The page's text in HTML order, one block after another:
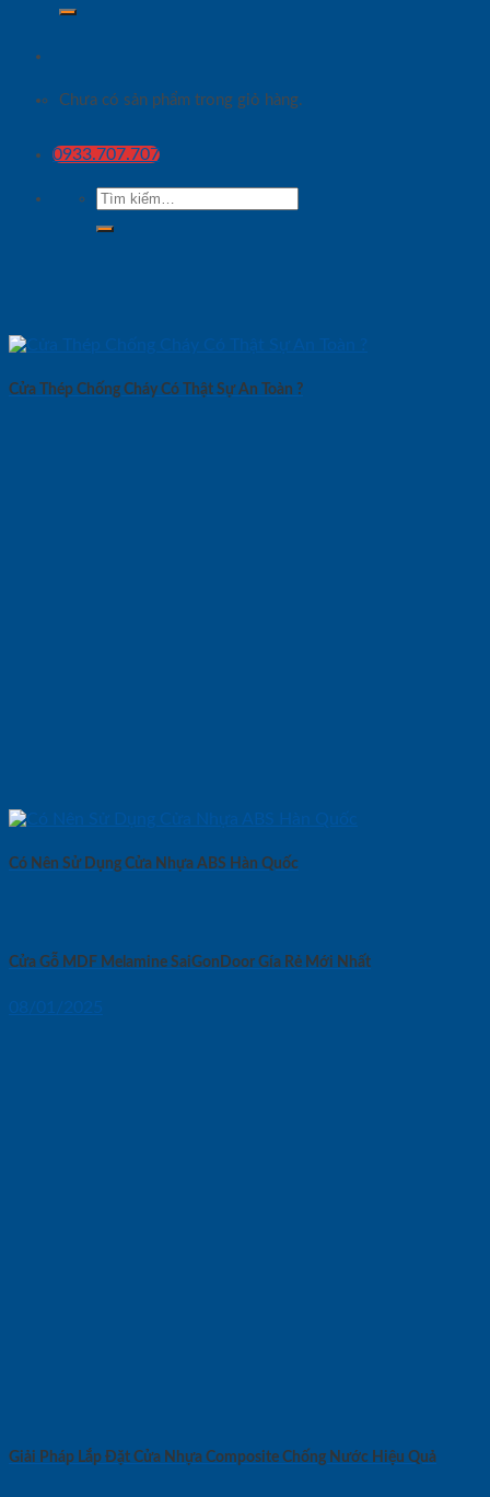
Chưa có sản phẩm trong giỏ hàng.
0933.707.707
Tìm
kiếm:
Cửa Thép Chống Cháy Có Thật Sự An Toàn ?
Có Nên Sử Dụng Cửa Nhựa ABS Hàn Quốc
Cửa Gỗ MDF Melamine SaiGonDoor Gía Rẻ Mới Nhất
08/01/2025
Giải Pháp Lắp Đặt Cửa Nhựa Composite Chống Nước Hiệu Quả